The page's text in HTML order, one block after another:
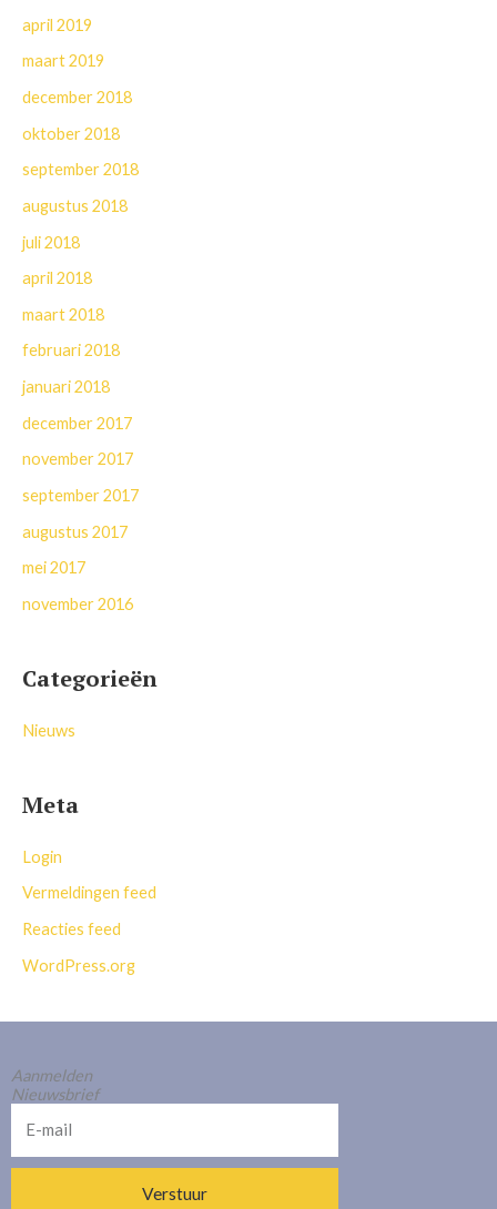
april 2019
maart 2019
december 2018
oktober 2018
september 2018
augustus 2018
juli 2018
april 2018
maart 2018
februari 2018
januari 2018
december 2017
november 2017
september 2017
augustus 2017
mei 2017
november 2016
Categorieën
Nieuws
Meta
Login
Vermeldingen feed
Reacties feed
WordPress.org
Aanmelden
Nieuwsbrief
mail
Verstuur